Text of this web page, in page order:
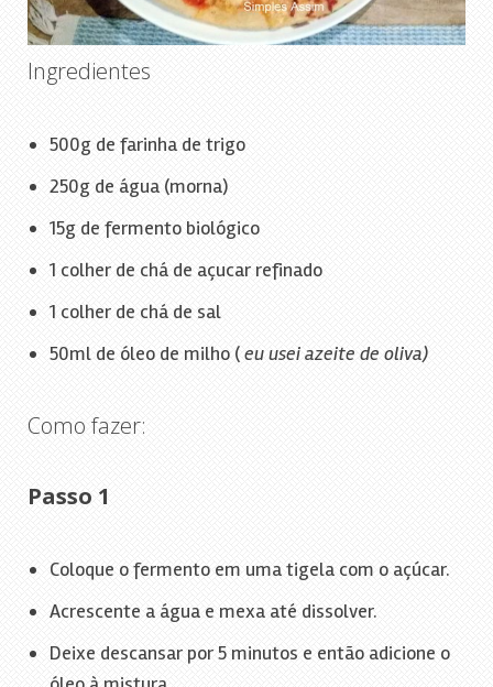
Ingredientes
500g de farinha de trigo
250g de água (morna)
15g de fermento biológico
1 colher de chá de açucar refinado
1 colher de chá de sal
50ml de óleo de milho (eu usei azeite de oliva)
Como fazer:
Passo 1
Coloque o fermento em uma tigela com o açúcar.
Acrescente a água e mexa até dissolver.
Deixe descansar por 5 minutos e então adicione o